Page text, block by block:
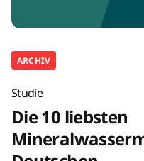
ARCHIV
Studie
Die 10 liebsten